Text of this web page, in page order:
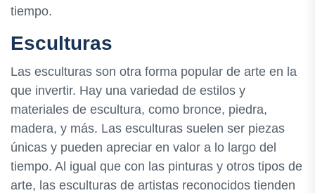
tiempo.
Esculturas
Las esculturas son otra forma popular de arte en la
que invertir. Hay una variedad de estilos y
materiales de escultura, como bronce, piedra,
madera, y más. Las esculturas suelen ser piezas
únicas y pueden apreciar en valor a lo largo del
tiempo. Al igual que con las pinturas y otros tipos de
arte, las esculturas de artistas reconocidos tienden